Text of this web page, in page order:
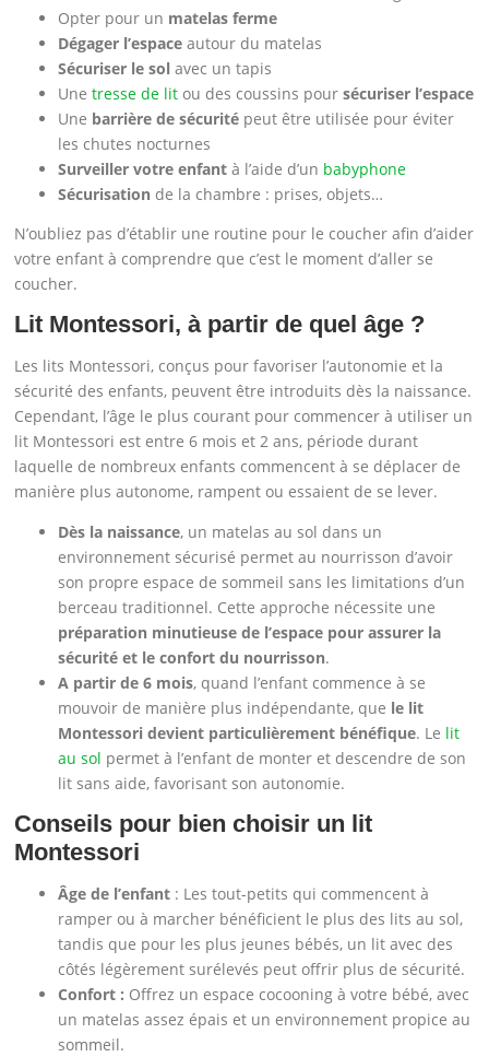
Opter pour un matelas ferme
Dégager l’espace autour du matelas
Sécuriser le sol avec un tapis
Unetresse de lit ou des coussins poursécuriser l’espace
Une barrière de sécurité peut être utilisée pour éviter
les chutes nocturnes
Surveiller votre enfantà l’aide d’un babyphone
Sécurisation de la chambre : prises, objets…
N’oubliez pas d’établir une routine pour le coucher afin d’aider
votre enfant à comprendre que c’est le moment d’aller se
coucher.
Lit Montessori, à partir de quel âge ?
Les lits Montessori, conçus pour favoriser l’autonomie et la
sécurité des enfants, peuvent être introduits dès la naissance.
Cependant, l’âge le plus courant pour commencer à utiliser un
lit Montessori est entre 6 mois et 2 ans, période durant
laquelle de nombreux enfants commencent à se déplacer de
manière plus autonome, rampent ou essaient de se lever.
Dès la naissance, un matelas au sol dans un
environnement sécurisé permet au nourrisson d’avoir
son propre espace de sommeil sans les limitations d’un
berceau traditionnel. Cette approche nécessite une
préparation minutieuse de l’espace pour assurer la
sécurité et le confort du nourrisson.
A partir de 6 mois, quand l’enfant commence à se
mouvoir de manière plus indépendante, que le lit
Montessori devient particulièrement bénéfique. Le lit
au sol permet à l’enfant de monter et descendre de son
lit sans aide, favorisant son autonomie.
Conseils pour bien choisir un lit
Montessori
Âge de l’enfant : Les tout-petits qui commencent à
ramper ou à marcher bénéficient le plus des lits au sol,
tandis que pour les plus jeunes bébés, un lit avec des
côtés légèrement surélevés peut offrir plus de sécurité.
Confort : Offrez un espace cocooning à votre bébé, avec
un matelas assez épais et un environnement propice au
sommeil.